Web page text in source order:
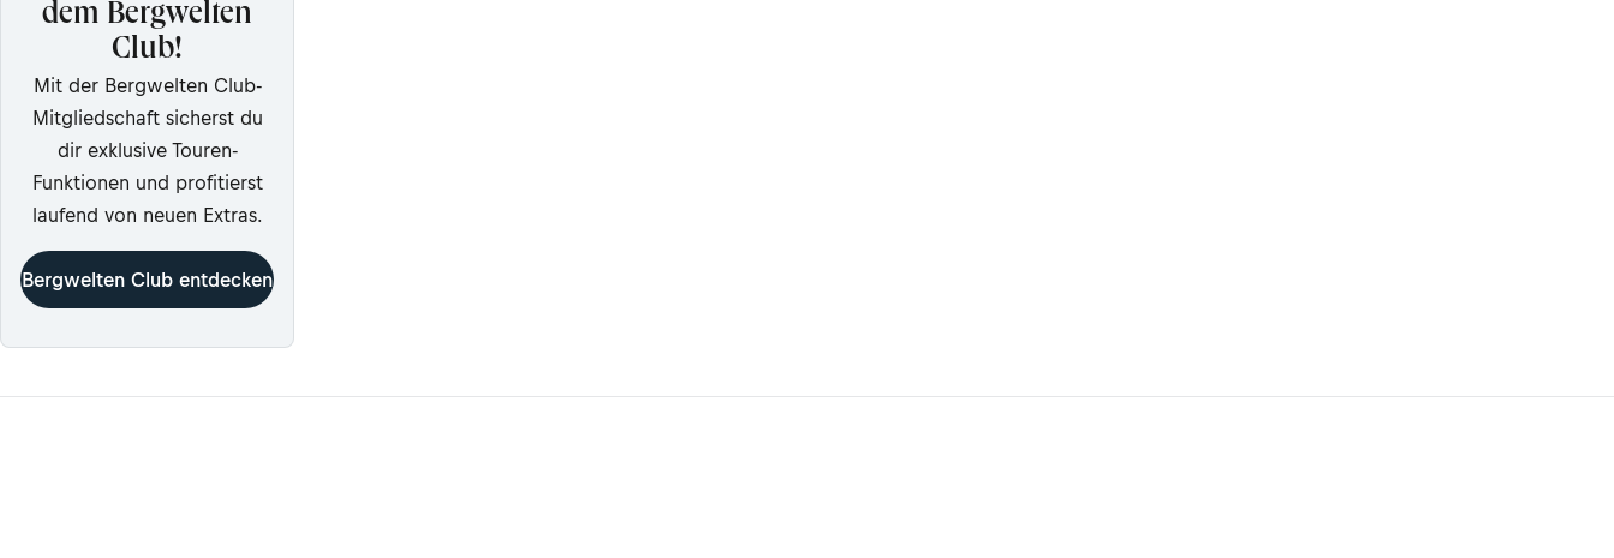
dem Bergwelten
Club!
Mit der Bergwelten Club-
Mitgliedschaft sicherst du
dir exklusive Touren-
Funktionen und profitierst
laufend von neuen Extras.
Bergwelten Club entdecken